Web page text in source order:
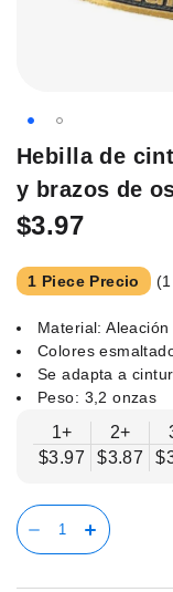
Saltar
principio
de
la
galería
de
Hebilla de
y brazos de
$3.97
1 Piece Precio
Material:
Colores
Se adapta a
Peso: 3,2 onzas
1+
$3.97
2+
$3.87